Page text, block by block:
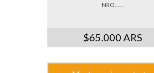
NRO......
$65.000 ARS